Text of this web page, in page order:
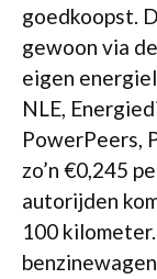
goedkoopst.
gewoon via
eigen
NLE,
PowerPeers,
zo’n €0,245
autorijden
100